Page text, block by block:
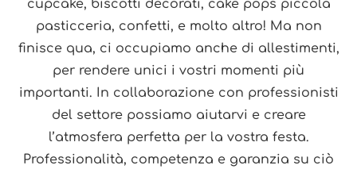
cupcake, biscotti decorati, cake pops piccola
pasticceria, confetti, e molto altro! Ma non
finisce qua, ci occupiamo anche di allestimenti,
per rendere unici i vostri momenti più
importanti. In collaborazione con professionisti
del settore possiamo aiutarvi e creare
l’atmosfera perfetta per la vostra festa.
Professionalità, competenza e garanzia su ciò